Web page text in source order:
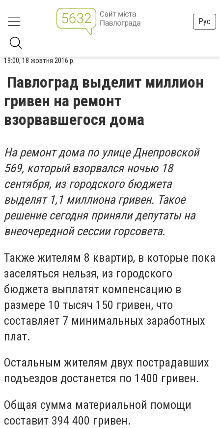
Рус
19:00, 18 жовтня 2016 р.
Павлоград выделит миллион
гривен на ремонт
взорвавшегося дома
На ремонт дома по улице Днепровской
569, который взорвался ночью 18
сентября, из городского бюджета
выделят 1,1 миллиона гривен. Такое
решение сегодня приняли депутаты на
внеочередной сессии горсовета.
Также жителям 8 квартир, в которые пока
заселяться нельзя, из городского
бюджета выплатят компенсацию в
размере 10 тысяч 150 гривен, что
составляет 7 минимальных заработных
плат.
Остальным жителям двух пострадавших
подъездов достанется по 1400 гривен.
Общая сумма материальной помощи
составит 394 400 гривен.